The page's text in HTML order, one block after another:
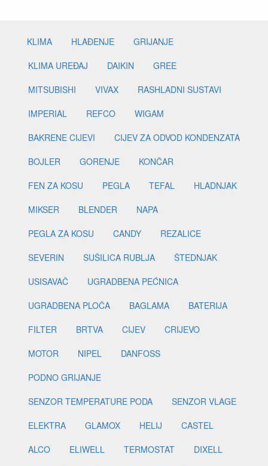
KLIMA HLAĐENJE
GRIJANJE
KLIMA UREĐAJ
DAIKIN
GREE
MITSUBISHI
VIVAX
RASHLADNI SUSTAVI
IMPERIAL
REFCO
WIGAM
BAKRENE CIJEVI
CIJEV ZA ODVOD KONDENZATA
BOJLER
GORENJE
KONČAR
FEN ZA KOSU
PEGLA TEFAL
HLADNJAK
MIKSER
BLENDER
NAPA
PEGLA ZA KOSU
CANDY
REZALICE
SEVERIN
SUŠILICA RUBLJA
ŠTEDNJAK
USISAVAČ
UGRADBENA PEĆNICA
UGRADBENA PLOČA
BAGLAMA
BATERIJA
FILTER
BRTVA CIJEV
CRIJEVO
MOTOR
NIPEL
DANFOSS
PODNO GRIJANJE
SENZOR TEMPERATURE PODA
SENZOR VLAGE
ELEKTRA
GLAMOX HELIJ
CASTEL
ALCO
ELIWELL TERMOSTAT
DIXELL